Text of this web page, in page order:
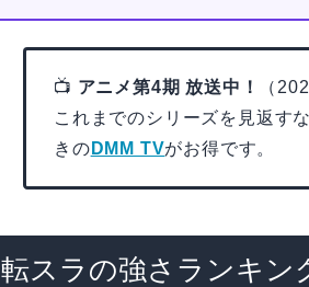
📺 アニメ第4期 放送中！
（
これまでのシリーズを見返す
きの DMM TVがお得です。
転スラの強さランキン